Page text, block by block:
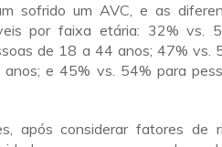
sofrido um AVC, e as
por faixa etária: 32% vs.
de 18 a 44 anos; 47% vs.
e 45% vs. 54% para
após considerar fatores de